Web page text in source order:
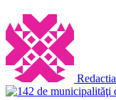
Redactia